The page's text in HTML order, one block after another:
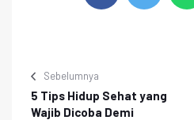
Sebelumnya
5 Tips Hidup Sehat yang
Wajib Dicoba Demi